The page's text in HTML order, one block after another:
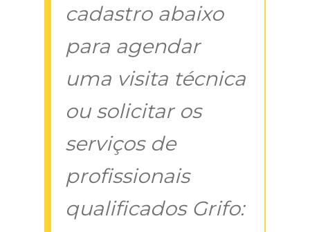
cadastro abaixo
para agendar
uma visita técnica
ou solicitar os
serviços de
profissionais
qualificados Grifo: